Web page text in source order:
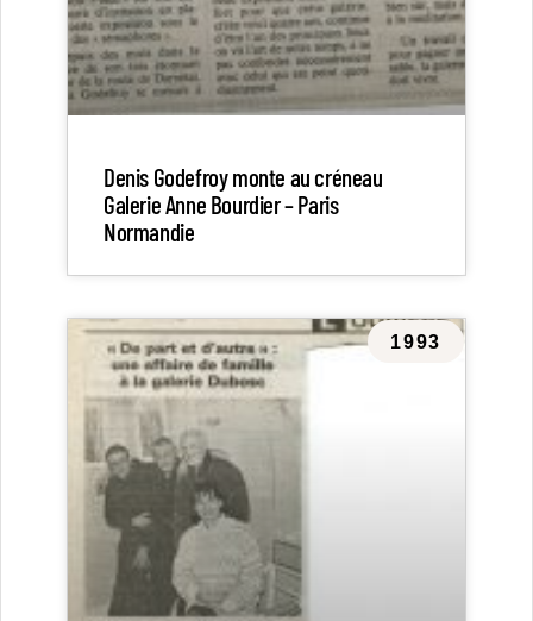
Denis Godefroy monte au créneau
Galerie Anne Bourdier – Paris
Normandie
1993